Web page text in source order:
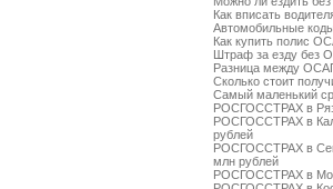
Как вписать
Автомобильные
Как купить полис
Штраф за езду без
Разница между
Сколько стоит
Самый маленький
РОСГОССТРАХ в
РОСГОССТРАХ в
рублей
РОСГОССТРАХ в
млн рублей
РОСГОССТРАХ в